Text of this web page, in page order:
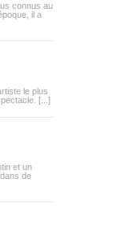
connus au
il a
le plus
[...]
et un
de